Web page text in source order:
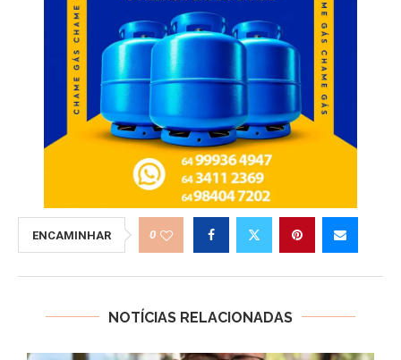
ENCAMINHAR 0
NOTÍCIAS RELACIONADAS